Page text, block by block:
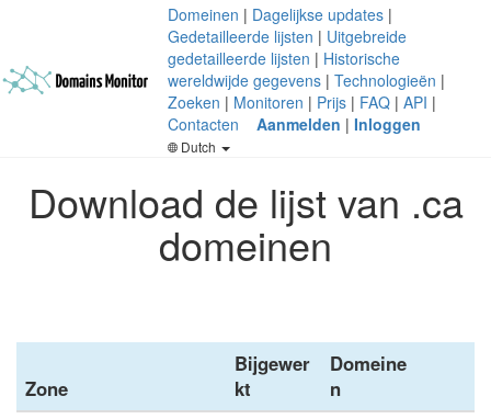
Domeinen | Dagelijkse updates |
Gedetailleerde lijsten | Uitgebreide
gedetailleerde lijsten | Historische
wereldwijde gegevens | Technologieën |
Zoeken | Monitoren | Prijs | FAQ | API |
Contacten
Aanmelden | Inloggen
Dutch
Download de lijst van .ca
domeinen
Zone
Bijgewer
kt
Domeine
n